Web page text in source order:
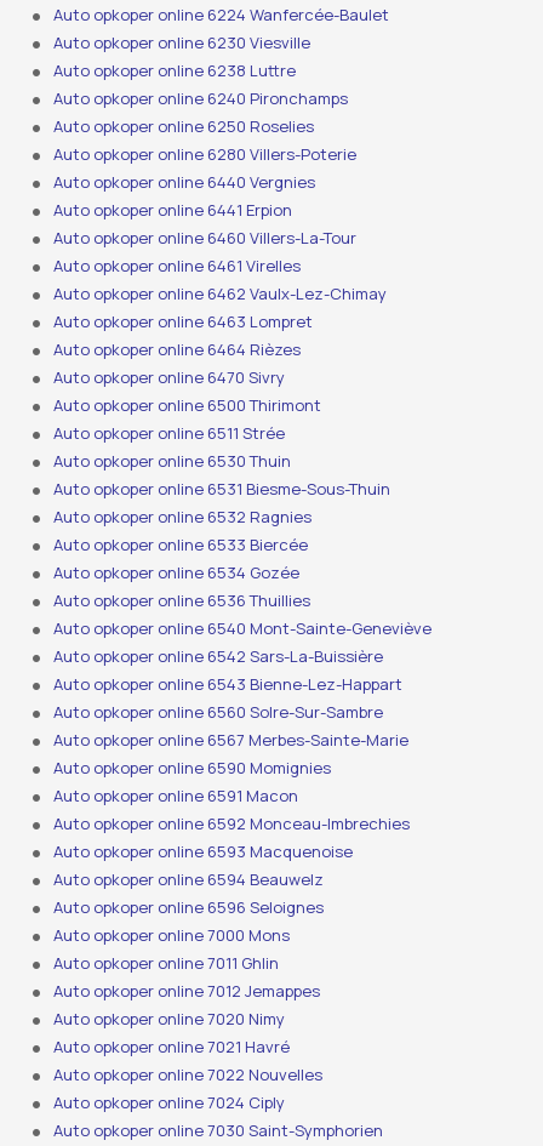
Auto opkoper online 6224 Wanfercée-Baulet
Auto opkoper online 6230 Viesville
Auto opkoper online 6238 Luttre
Auto opkoper online 6240 Pironchamps
Auto opkoper online 6250 Roselies
Auto opkoper online 6280 Villers-Poterie
Auto opkoper online 6440 Vergnies
Auto opkoper online 6441 Erpion
Auto opkoper online 6460 Villers-La-Tour
Auto opkoper online 6461 Virelles
Auto opkoper online 6462 Vaulx-Lez-Chimay
Auto opkoper online 6463 Lompret
Auto opkoper online 6464 Rièzes
Auto opkoper online 6470 Sivry
Auto opkoper online 6500 Thirimont
Auto opkoper online 6511 Strée
Auto opkoper online 6530 Thuin
Auto opkoper online 6531 Biesme-Sous-Thuin
Auto opkoper online 6532 Ragnies
Auto opkoper online 6533 Biercée
Auto opkoper online 6534 Gozée
Auto opkoper online 6536 Thuillies
Auto opkoper online 6540 Mont-Sainte-Geneviève
Auto opkoper online 6542 Sars-La-Buissière
Auto opkoper online 6543 Bienne-Lez-Happart
Auto opkoper online 6560 Solre-Sur-Sambre
Auto opkoper online 6567 Merbes-Sainte-Marie
Auto opkoper online 6590 Momignies
Auto opkoper online 6591 Macon
Auto opkoper online 6592 Monceau-Imbrechies
Auto opkoper online 6593 Macquenoise
Auto opkoper online 6594 Beauwelz
Auto opkoper online 6596 Seloignes
Auto opkoper online 7000 Mons
Auto opkoper online 7011 Ghlin
Auto opkoper online 7012 Jemappes
Auto opkoper online 7020 Nimy
Auto opkoper online 7021 Havré
Auto opkoper online 7022 Nouvelles
Auto opkoper online 7024 Ciply
Auto opkoper online 7030 Saint-Symphorien